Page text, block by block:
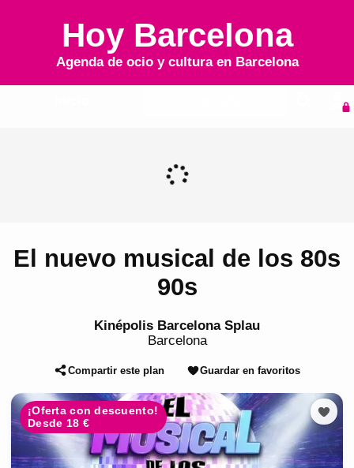
Hoy Barcelona
Agenda de ocio y cultura en Barcelona
El nuevo musical de los 80s
90s
Kinépolis Barcelona Splau
Barcelona
Compartir este plan Guardar en favoritos
¡Oferta con descuento!
Desde 18 €